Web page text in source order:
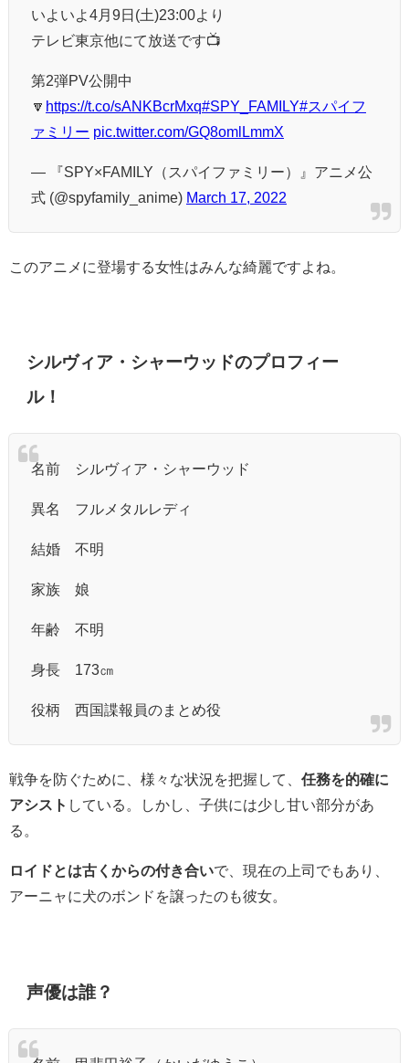
いよいよ4月9日(土)23:00より
テレビ東京他にて放送です📺
第2弾PV公開中
🔽 https://t.co/sANKBcrMxq#SPY_FAMILY#スパイフ
ァミリー pic.twitter.com/GQ8omlLmmX
— 『SPY×FAMILY（スパイファミリー）』アニメ公
式 (@spyfamily_anime) March 17, 2022
このアニメに登場する女性はみんな綺麗ですよね。
シルヴィア・シャーウッドのプロフィー
ル！
名前 シルヴィア・シャーウッド
異名 フルメタルレディ
結婚 不明
家族 娘
年齢 不明
身長 173㎝
役柄 西国諜報員のまとめ役
戦争を防ぐために、様々な状況を把握して、 任務を的確に
アシスト している。しかし、子供には少し甘い部分があ
る。
ロイドとは古くからの付き合いで、現在の上司でもあり、
アーニャに犬のボンドを譲ったのも彼女。
声優は誰？